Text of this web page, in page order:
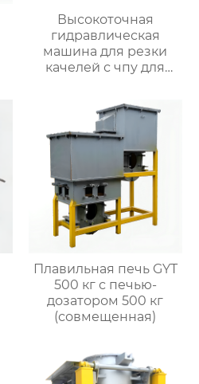
Высокоточная
гидравлическая
машина для резки
качелей с чпу для
Плавильная печь GYT
500 кг с печью-
дозатором 500 кг
(совмещенная)